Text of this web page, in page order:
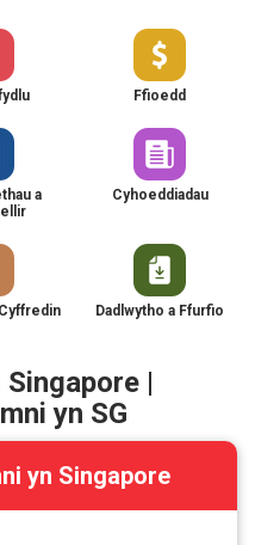
Ffioedd
a
Cyhoeddiadau
Dadlwytho a Ffurfio
|
yn SG
yn Singapore